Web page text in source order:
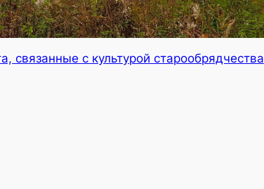
связанные с культурой старообрядчества